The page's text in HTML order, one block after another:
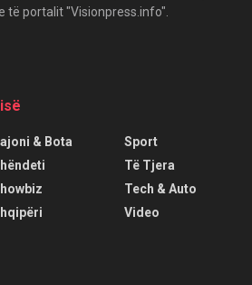
të portalit "Visionpress.info".
& Bota
Sport
Të Tjera
Tech & Auto
Video